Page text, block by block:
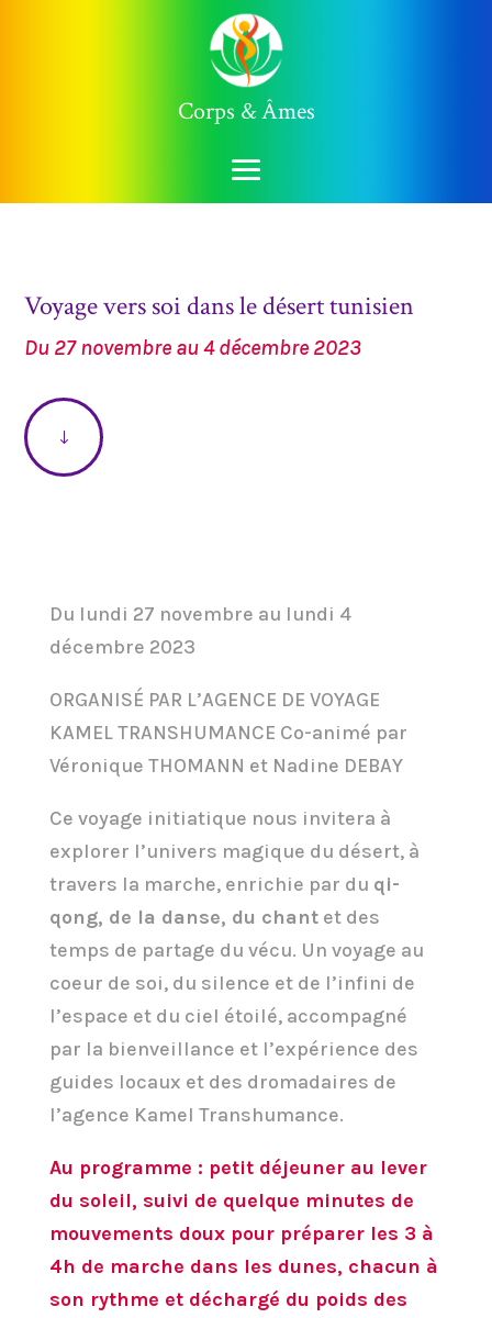
Corps & Âmes
Voyage vers soi dans le désert tunisien
Du 27 novembre au 4 décembre 2023
"
Du lundi 27 novembre au lundi 4
décembre 2023
ORGANISÉ PAR L’AGENCE DE VOYAGE
KAMEL TRANSHUMANCE Co-animé par
Véronique THOMANN et Nadine DEBAY
Ce voyage initiatique nous invitera à
explorer l’univers magique du désert, à
travers la marche, enrichie par du qi-
qong, de la danse, du chantet des
temps de partage du vécu. Un voyage au
coeur de soi, du silence et de l’infini de
l’espace et du ciel étoilé, accompagné
par la bienveillance et l’expérience des
guides locaux et des dromadaires de
l’agence Kamel Transhumance.
Au programme : petit déjeuner au lever
du soleil, suivi de quelque minutes de
mouvements doux pour préparer les 3 à
4h de marche dans les dunes, chacun à
son rythme et déchargé du poids des